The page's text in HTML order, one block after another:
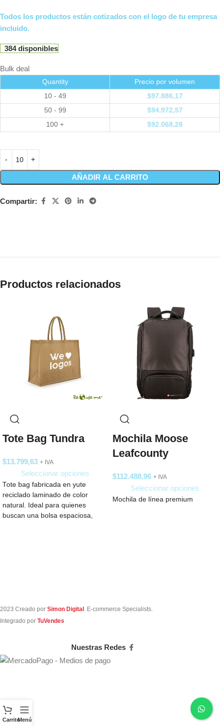
Todos los productos están cotizados con el logo de tu empresa
incluido.
384 disponibles
Bulk deal
Quantity
Precio por volumen
10 - 49
$97.886,17
50 - 99
$94.972,57
100 +
$92.068,28
AÑADIR AL CARRITO
Compartir:
Productos relacionados
Tote Bag Tundra
$13.799,63 + IVA
Seleccionar opciones
Tote bag fabricada en yute
reciclado laminado de color
natural. Ideal para quienes
buscan una bolsa espaciosa,
Mochila Moose
Leafcounty
$112.488,96 + IVA
Seleccionar opciones
Mochila de línea premium
2023 Creado por Simon Digital . E-commerce Specialists.
Integrado por TuVendes
Nuestras Redes
CarritoMenú